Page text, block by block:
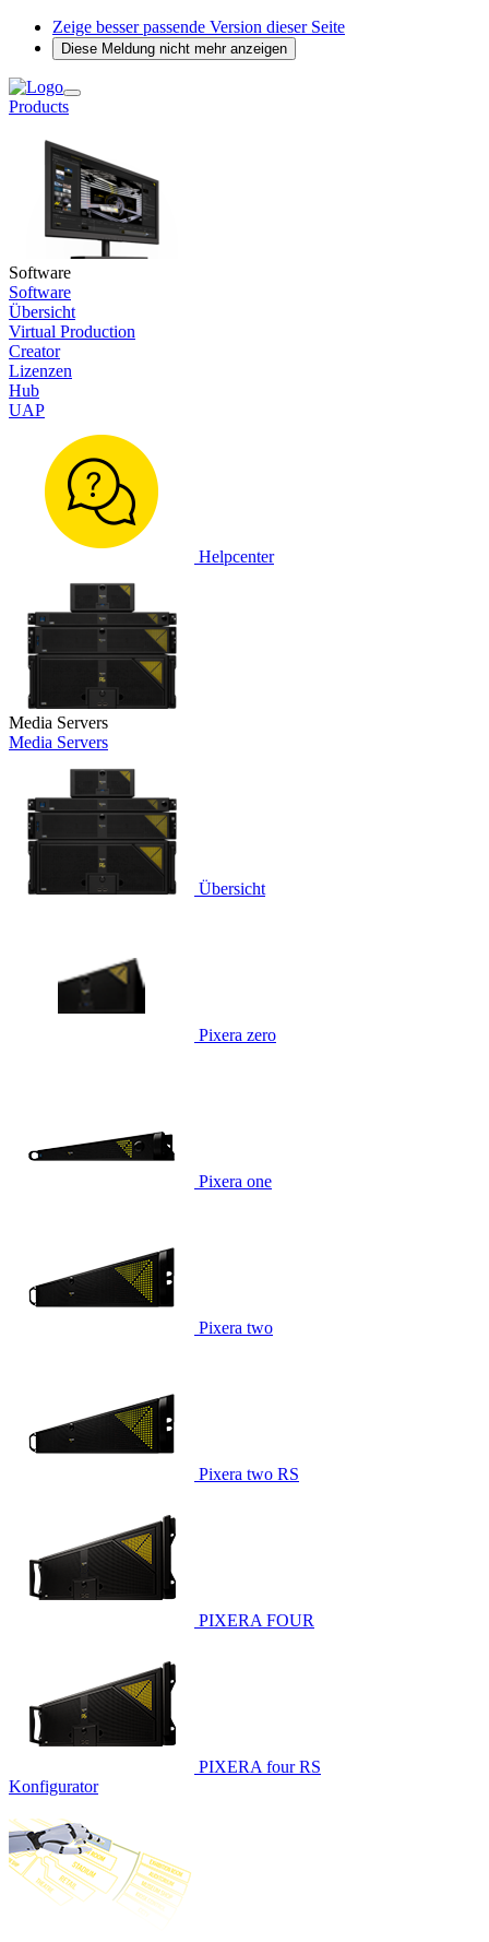
Zeige besser passende Version dieser Seite
Diese Meldung nicht mehr anzeigen
Products
Software
Software
Übersicht
Virtual Production
Creator
Lizenzen
Hub
UAP
Helpcenter
Media Servers
Media Servers
Übersicht
Pixera zero
Pixera one
Pixera two
Pixera two RS
PIXERA FOUR
PIXERA four RS
Konfigurator